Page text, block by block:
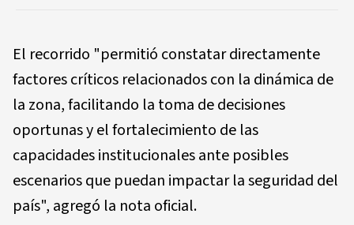
El recorrido "permitió constatar directamente
factores críticos relacionados con la dinámica de
la zona, facilitando la toma de decisiones
oportunas y el fortalecimiento de las
capacidades institucionales ante posibles
escenarios que puedan impactar la seguridad del
país", agregó la nota oficial.